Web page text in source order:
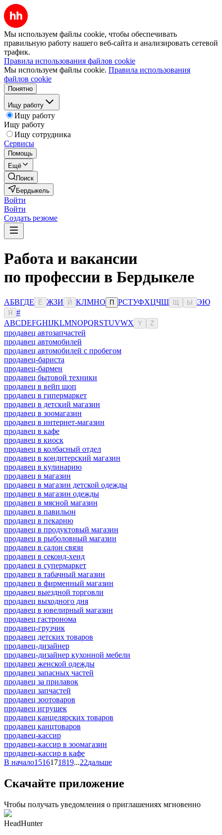
Мы используем файлы cookie, чтобы обеспечивать
правильную работу нашего веб-сайта и анализировать сетевой
трафик.
Правила использования файлов cookie
Мы используем файлы cookie. Правила использования
файлов cookie
Понятно
Ищу работу
Ищу работу
Ищу работу
Ищу сотрудника
Сервисы
Помощь
Ещё
Поиск
Бердыкель
Войти
Войти
Создать резюме
Работа и вакансии
по профессии в Бердыкеле
АБВГДЕ Ё ЖЗИ Й КЛМНО П РСТУФХЦЧШ Ы ЭЮ
Я
#
ABCDEFGHIJKLMNOPQRSTUVWX Y Z
продавец автозапчастей
продавец автомобилей
продавец автомобилей с пробегом
продавец-бариста
продавец-бармен
продавец бытовой техники
продавец в вейп шоп
продавец в гипермаркет
продавец в детский магазин
продавец в зоомагазин
продавец в интернет-магазин
продавец в кафе
продавец в киоск
продавец в колбасный отдел
продавец в кондитерский магазин
продавец в кулинарию
продавец в магазин
продавец в магазин детской одежды
продавец в магазин одежды
продавец в мясной магазин
продавец в павильон
продавец в пекарню
продавец в продуктовый магазин
продавец в рыболовный магазин
продавец в салон связи
продавец в секонд-хенд
продавец в супермаркет
продавец в табачный магазин
продавец в фирменный магазин
продавец выездной торговли
продавец выходного дня
продавец в ювелирный магазин
продавец гастронома
продавец-грузчик
продавец детских товаров
продавец-дизайнер
продавец-дизайнер кухонной мебели
продавец женской одежды
продавец запасных частей
продавец за прилавок
продавец запчастей
продавец зоотоваров
продавец игрушек
продавец канцелярских товаров
продавец канцтоваров
продавец-кассир
продавец-кассир в зоомагазин
продавец-кассир в кафе
В начало1516171819...22дальше
Скачайте приложение
Чтобы получать уведомления о приглашениях мгновенно
HeadHunter